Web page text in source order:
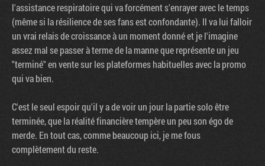
l'assistance respiratoire qui va forcément s'enrayer avec le temps
(même si la résilience de ses fans est confondante). Il va lui falloir
un vrai relais de croissance à un moment donné et je l'imagine
assez mal se passer à terme de la manne que représente un jeu
"terminé" en vente sur les plateformes habituelles avec la promo
qui va bien.
C'est le seul espoir qu'il y a de voir un jour la partie solo être
terminée, que la réalité financière tempère un peu son égo de
merde. En tout cas, comme beaucoup ici, je me fous
complètement du reste.